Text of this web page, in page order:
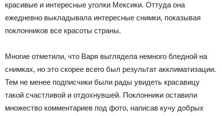
красивые и интересные уголки Мексики. Оттуда она
ежедневно выкладывала интересные снимки, показывая
поклонников все красоты страны.
Многие отметили, что Варя выглядела немного бледной на
снимках, но это скорее всего был результат акклиматизации.
Тем не менее подписчики были рады увидеть красавицу
такой счастливой и отдохнувшей. Поклонники оставили
множество комментариев под фото, написав кучу добрых